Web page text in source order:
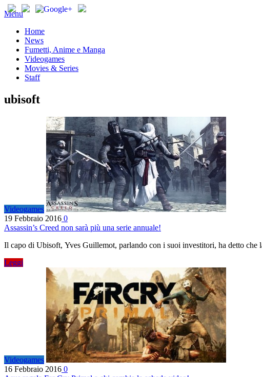
Menu
Home
News
Fumetti, Anime e Manga
Videogames
Movies & Series
Staff
ubisoft
Videogames
19 Febbraio 2016 0
Assassin’s Creed non sarà più una serie annuale!
Il capo di Ubisoft, Yves Guillemot, parlando con i suoi investitori, ha detto che
Leggi
Videogames
16 Febbraio 2016 0